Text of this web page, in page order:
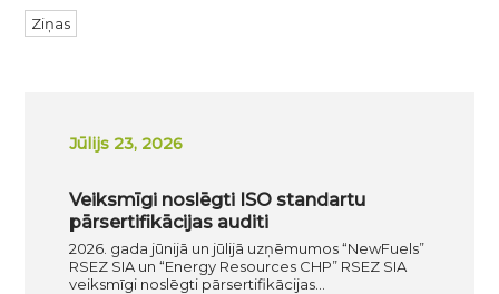
Ziņas
Jūlijs 23, 2026
Veiksmīgi noslēgti ISO standartu
pārsertifikācijas auditi
2026. gada jūnijā un jūlijā uzņēmumos “NewFuels”
RSEZ SIA un “Energy Resources CHP” RSEZ SIA
veiksmīgi noslēgti pārsertifikācijas…